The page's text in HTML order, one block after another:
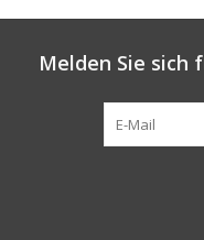
Melden Sie sich